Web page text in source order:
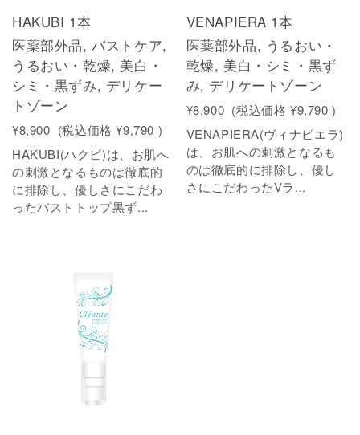
HAKUBI 1本
医薬部外品, バストケア,
うるおい・乾燥, 美白・
シミ・黒ずみ, デリケー
トゾーン
¥8,900 (税込価格 ¥9,790 )
HAKUBI(ハクビ)は、お肌へ
の刺激となるものは徹底的
に排除し、優しさにこだわ
ったバストトップ黒ず...
VENAPIERA 1本
医薬部外品, うるおい・
乾燥, 美白・シミ・黒ず
み, デリケートゾーン
¥8,900 (税込価格 ¥9,790 )
VENAPIERA(ヴィナピエラ)
は、お肌への刺激となるも
のは徹底的に排除し、優し
さにこだわったVラ...